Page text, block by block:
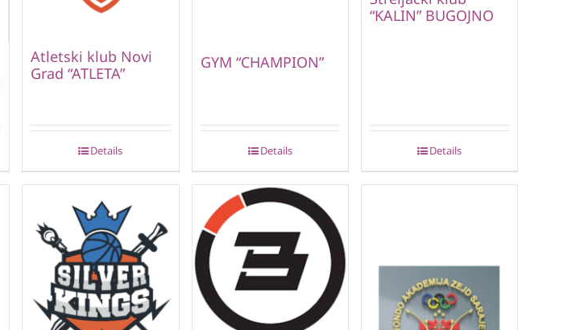
Atletski klub Novi
Grad “ATLETA”
Details
GYM “CHAMPION”
Details
“KALIN” BUGOJNO
Details